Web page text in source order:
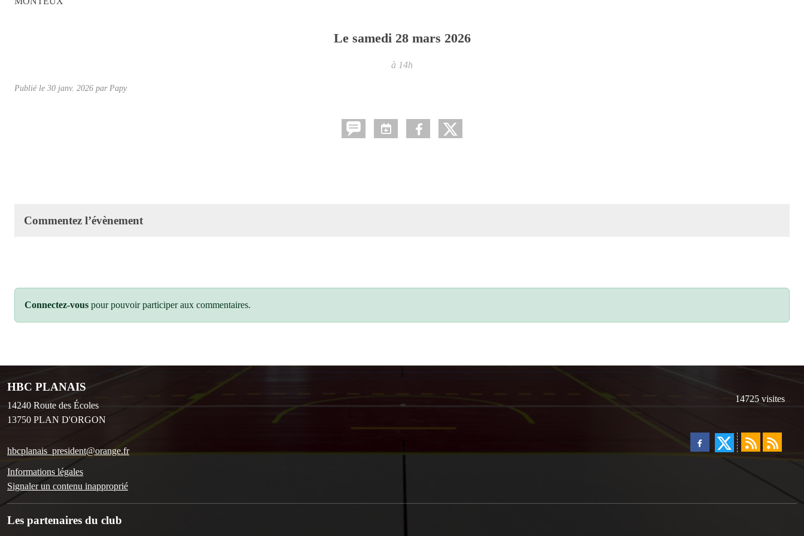
Le samedi 28 mars 2026
à 14h
Publié le 30 janv. 2026 par Papy
Commentez l’évènement
Connectez-vous pour pouvoir participer aux commentaires.
HBC PLANAIS
14240 Route des Écoles
13750 PLAN D'ORGON
hbcplanais_president@orange.fr
Informations légales
Signaler un contenu inapproprié
14725 visites
Les partenaires du club